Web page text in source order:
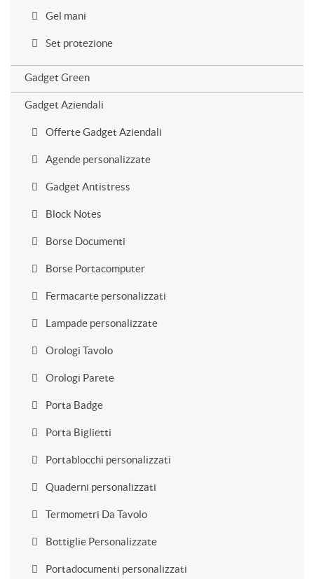
Gel mani
Set protezione
Gadget Green
Gadget Aziendali
Offerte Gadget Aziendali
Agende personalizzate
Gadget Antistress
Block Notes
Borse Documenti
Borse Portacomputer
Fermacarte personalizzati
Lampade personalizzate
Orologi Tavolo
Orologi Parete
Porta Badge
Porta Biglietti
Portablocchi personalizzati
Quaderni personalizzati
Termometri Da Tavolo
Bottiglie Personalizzate
Portadocumenti personalizzati